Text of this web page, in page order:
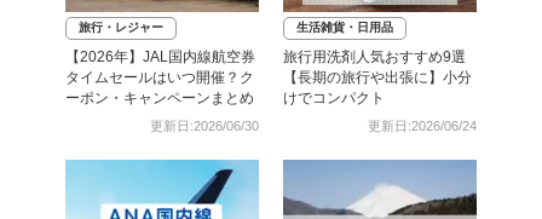
旅行・レジャー
【2026年】JAL国内線航空券
タイムセールはいつ開催？ク
ーポン・キャンペーンまとめ
更新日:2026/06/30
生活雑貨・日用品
旅行用洗剤人気おすすめ9選
【長期の旅行や出張に】小分
けでコンパクト
更新日:2026/06/24